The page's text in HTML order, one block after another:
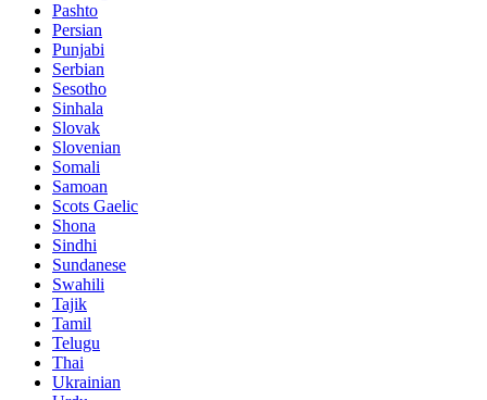
Pashto
Persian
Punjabi
Serbian
Sesotho
Sinhala
Slovak
Slovenian
Somali
Samoan
Scots Gaelic
Shona
Sindhi
Sundanese
Swahili
Tajik
Tamil
Telugu
Thai
Ukrainian